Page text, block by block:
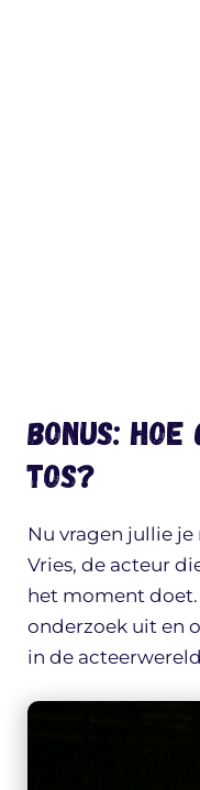
BONUS:
Tos?
Nu vragen jullie
Vries, de acteur
het moment
onderzoek uit en
in de